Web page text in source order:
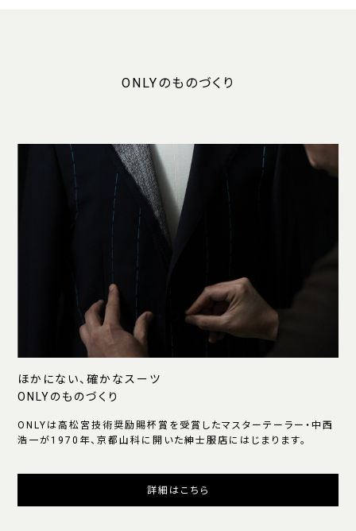
ONLYのものづくり
ほかにない、確かなスーツ
ONLYのものづくり
ONLYは高松宮技術奨励賜杯賞を受賞したマスターテーラー・中西
浩一が1970年、京都山科に開いた紳士服店にはじまります。
詳細はこちら